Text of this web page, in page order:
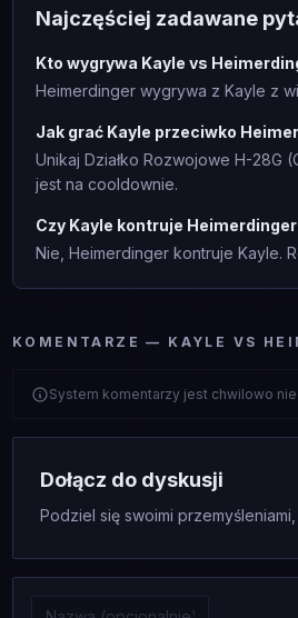
Najczęściej zadawane
Kto wygrywa Kayle vs
Heimerdinger wygrywa z Kayle z
Jak grać Kayle przeciwko
Unikaj Działko Rozwojowe H-
jest na cooldownie.
Czy Kayle kontruje
Nie, Heimerdinger kontruje Kayle.
KOMENTARZE — KAYLE VS
System komentarzy jest chwilowo
Dołącz do dyskusji
Podziel się swoimi